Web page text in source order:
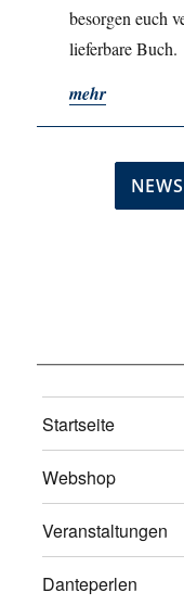
besorgen euch
lieferbare Buch.
mehr
Startseite
Webshop
Veranstaltungen
Danteperlen